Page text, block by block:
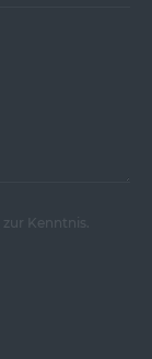
zur Kenntnis.